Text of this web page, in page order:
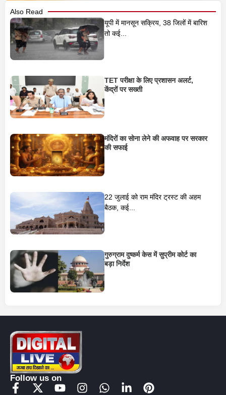
Also Read
यूपी में मानसून सक्रिय, 38 जिलों में बारिश
तो कई...
TET परीक्षा के लिए प्रशासन अलर्ट,
केंद्रों पर सख्ती
मंदिरों का सोना लेने की अफवाह पर सरकार
की सफाई
22 जुलाई को राम मंदिर ट्रस्ट की अहम
बैठक, कई...
गुरुग्राम दुष्कर्म केस में सुप्रीम कोर्ट का
बड़ा निर्देश
Follow us on